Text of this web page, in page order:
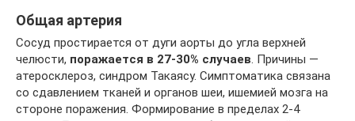
Общая артерия
Сосуд простирается от дуги аорты до угла верхней
челюсти, поражается в 27-30% случаев . Причины —
атеросклероз, синдром Такаясу. Симптоматика связана
со сдавлением тканей и органов шеи, ишемией мозга на
стороне поражения. Формирование в пределах 2-4